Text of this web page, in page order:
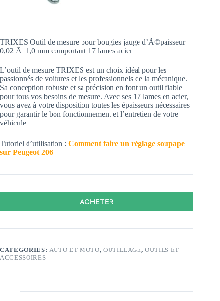
TRIXES Outil de mesure pour bougies jauge d’Ã©paisseur
0,02 Ã 1,0 mm comportant 17 lames acier
L’outil de mesure TRIXES est un choix idéal pour les
passionnés de voitures et les professionnels de la mécanique.
Sa conception robuste et sa précision en font un outil fiable
pour tous vos besoins de mesure. Avec ses 17 lames en acier,
vous avez à votre disposition toutes les épaisseurs nécessaires
pour garantir le bon fonctionnement et l’entretien de votre
véhicule.
Tutoriel d’utilisation : Comment faire un réglage soupape
sur Peugeot 206
ACHETER
CATEGORIES: AUTO ET MOTO, OUTILLAGE,OUTILS ET
ACCESSOIRES